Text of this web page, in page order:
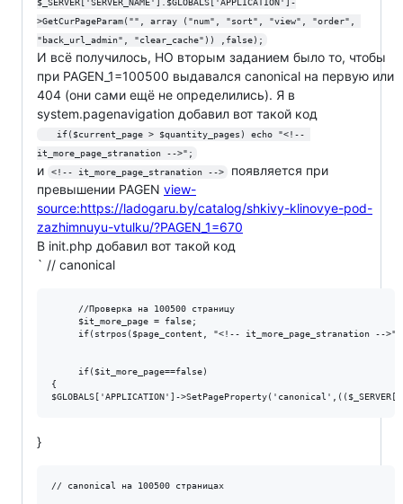
$_SERVER['SERVER_NAME'].$GLOBALS['APPLICATION']-
>GetCurPageParam("", array ("num", "sort", "view", "order",
"back_url_admin", "clear_cache")) ,false);
И всё получилось, НО вторым заданием было то, чтобы
при PAGEN_1=100500 выдавался canonical на первую или
404 (они сами ещё не определились). Я в
system.pagenavigation добавил вот такой код
it_more_page_stranation -->";
и <!-- it_more_page_stranation -->
появляется при
превышении PAGEN view-
source:https://ladogaru.by/catalog/shkivy-klinovye-pod-
zazhimnuyu-vtulku/?PAGEN_1=670
В init.php добавил вот такой код
` // canonical
     //Проверка на 100500 страницу
     $it_more_page = false;
if(strpos($page_content, "<!-- it_more_page_stranation --
     if($it_more_page==false)
{
}
// canonical на 100500 страницах